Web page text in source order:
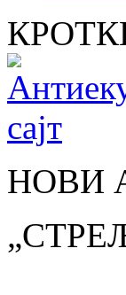
НОВИ